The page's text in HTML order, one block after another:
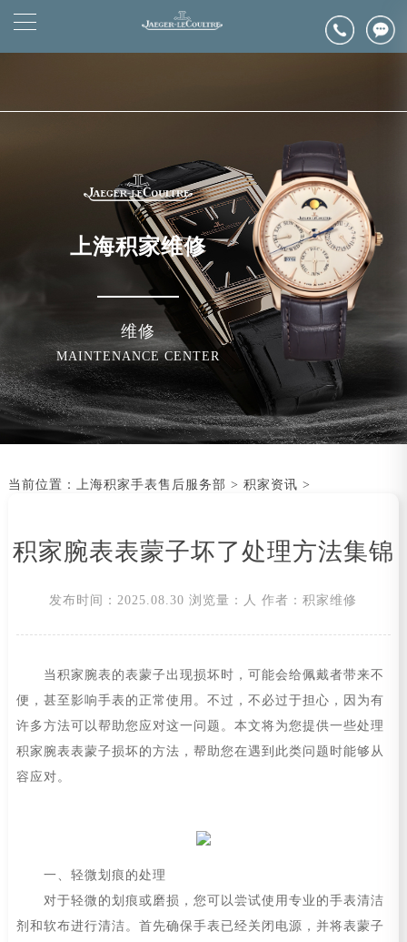
官网公告>
▲
▼
2026年6月上海市浪琴官方售后客户服务热线：400-992-0312
2026年6月浪琴售后服务中心最新网点地址：
节假日正常营业！
上海积家维修
维修
MAINTENANCE CENTER
当前位置： 上海积家手表售后服务部 > 积家资讯 >
积家腕表表蒙子坏了处理方法集锦
发布时间：2025.08.30 浏览量： 人 作者：积家维修
当积家腕表的表蒙子出现损坏时，可能会给佩戴者带来不
便，甚至影响手表的正常使用。不过，不必过于担心，因为有
许多方法可以帮助您应对这一问题。本文将为您提供一些处理
积家腕表表蒙子损坏的方法，帮助您在遇到此类问题时能够从
容应对。
一、轻微划痕的处理
对于轻微的划痕或磨损，您可以尝试使用专业的手表清洁
剂和软布进行清洁。首先确保手表已经关闭电源，并将表蒙子